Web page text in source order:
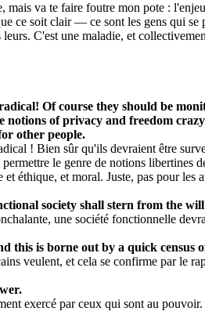
va te faire foutre mon pote :
ce soit clair — ce sont les gens qui
C'est une maladie, et
Of course they should be
of privacy and freedom
other people.
! Bien sûr qu'ils devraient être
le genre de notions
éthique, et moral. Juste, pas pour les
society shall stern from the
une société fonctionnelle
is borne out by a quick census
veulent, et cela se confirme par le
exercé par ceux qui sont au pouvoir.